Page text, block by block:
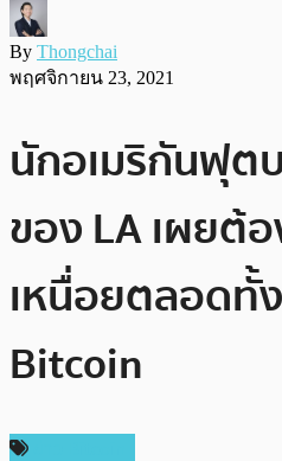
By Thongchai
พฤศจิกายน 23, 2021
นักอเมริกันฟุต
ของ LA เผยต้
เหนื่อยตลอดทั้
Bitcoin